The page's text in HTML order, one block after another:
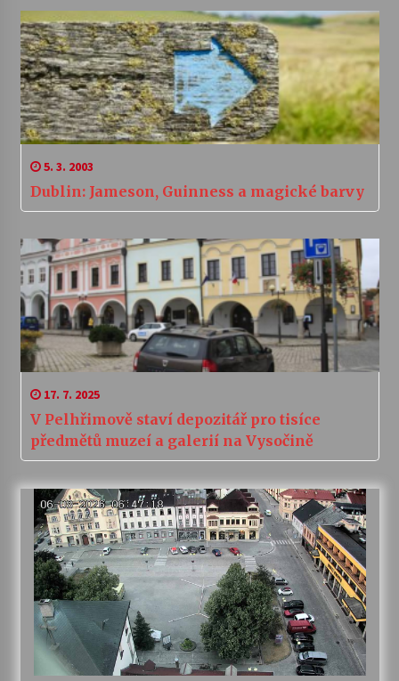
5. 3. 2003
Dublin: Jameson, Guinness a magické barvy
17. 7. 2025
V Pelhřimově staví depozitář pro tisíce
předmětů muzeí a galerií na Vysočině